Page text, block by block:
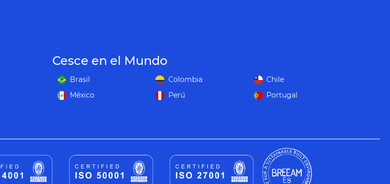
Cesce en el Mundo
Brasil Colombia
Chile
México
Perú Portugal